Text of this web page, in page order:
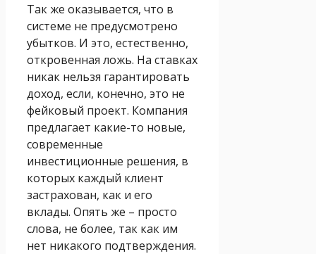
Так же оказывается, что в
системе не предусмотрено
убытков. И это, естественно,
откровенная ложь. На ставках
никак нельзя гарантировать
доход, если, конечно, это не
фейковый проект. Компания
предлагает какие-то новые,
современные
инвестиционные решения, в
которых каждый клиент
застрахован, как и его
вклады. Опять же – просто
слова, не более, так как им
нет никакого подтверждения.